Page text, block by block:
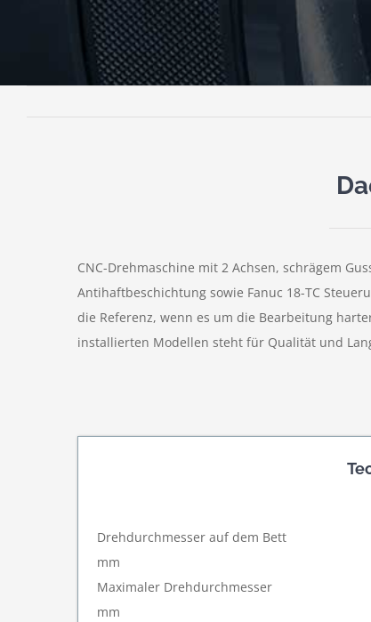
CNC-Drehmaschine mit 2 Achsen, schrägem
Antihaftbeschichtung sowie Fanuc 18-TC
die Referenz, wenn es um die Bearbeitung
installierten Modellen steht für Qualität und
Drehdurchmesser auf dem Bett
mm
Maximaler Drehdurchmesser
mm